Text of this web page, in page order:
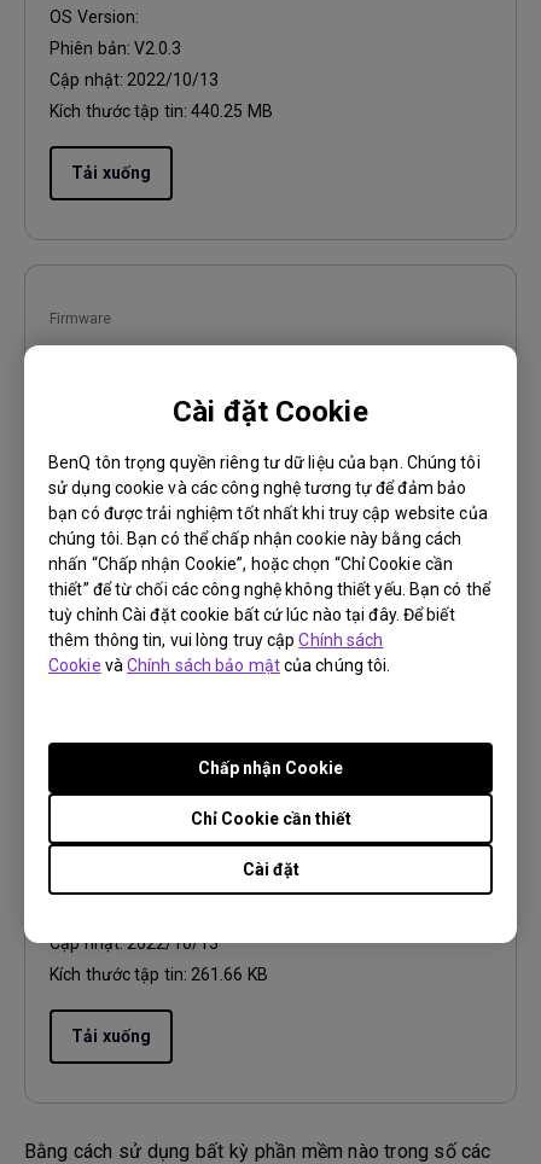
Cài đặt Cookie
BenQ tôn trọng quyền riêng tư dữ liệu của bạn. Chúng tôi
sử dụng cookie và các công nghệ tương tự để đảm bảo
bạn có được trải nghiệm tốt nhất khi truy cập website của
chúng tôi. Bạn có thể chấp nhận cookie này bằng cách
nhấn “Chấp nhận Cookie”, hoặc chọn “Chỉ Cookie cần
thiết” để từ chối các công nghệ không thiết yếu. Bạn có thể
tuỳ chỉnh Cài đặt cookie bất cứ lúc nào tại đây. Để biết
thêm thông tin, vui lòng truy cậpChính sách
Cookie vàChính sách bảo mậtcủa chúng tôi.
Cài đặt
Chỉ Cookie cần thiết
Chấp nhận Cookie
OS Version:
Phiên bản: V2.0.3
Cập nhật: 2022/10/13
Kích thước tập tin: 440.25 MB
Tải xuống
Firmware
OS Version:
Phiên bản:V1.0.4
Cập nhật:2022/05/04
Kích thước tập tin:439.09 MB
Tải xuống
Readme Notice before Firmware Upgrade
OS:Others
Cập nhật:2022/10/13
Kích thước tập tin: 261.66 KB
Tải xuống
Bằng cách sử dụng bất kỳ phần mềm nào trong số các